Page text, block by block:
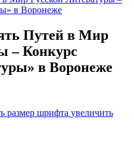
Путей в Мир
– Конкурс
в Воронеже
размер шрифта увеличить